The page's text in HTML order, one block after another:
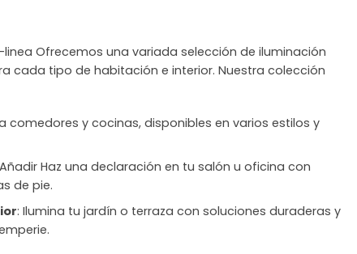
Ofrecemos una variada selección de iluminación
cada tipo de habitación e interior. Nuestra colección
comedores y cocinas, disponibles en varios estilos y
Haz una declaración en tu salón u oficina con
de pie.
: Ilumina tu jardín o terraza con soluciones duraderas y